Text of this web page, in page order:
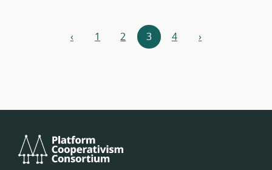
Navegação
‹anterior
1 2 3 4 próximo
›